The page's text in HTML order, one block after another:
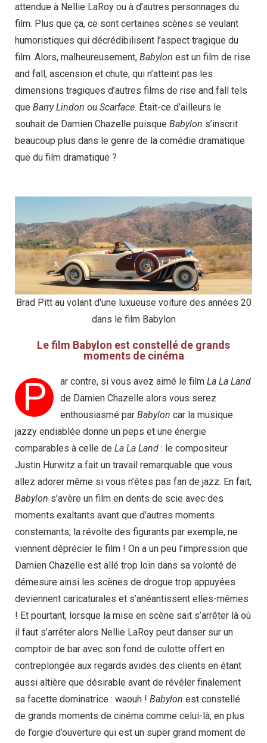
attendue à Nellie LaRoy ou à d’autres personnages du
film. Plus que ça, ce sont certaines scènes se veulant
humoristiques qui décrédibilisent l’aspect tragique du
film. Alors, malheureusement, Babylon est un film de rise
and fall, ascension et chute, qui n’atteint pas les
dimensions tragiques d’autres films de rise and fall tels
que Barry Lindon ou Scarface. Était-ce d’ailleurs le
souhait de Damien Chazelle puisque Babylon s’inscrit
beaucoup plus dans le genre de la comédie dramatique
que du film dramatique ?
Brad Pitt au volant d'une luxueuse voiture des années 20
dans le film Babylon
Le film Babylon est constellé de grands
moments de cinéma
P ar contre, si vous avez aimé le film La La Land
de Damien Chazelle alors vous serez
enthousiasmé par Babylon car la musique
jazzy endiablée donne un peps et une énergie
comparables à celle de La La Land : le compositeur
Justin Hurwitz a fait un travail remarquable que vous
allez adorer même si vous n’êtes pas fan de jazz. En fait,
Babylon s’avère un film en dents de scie avec des
moments exaltants avant que d’autres moments
consternants, la révolte des figurants par exemple, ne
viennent déprécier le film ! On a un peu l’impression que
Damien Chazelle est allé trop loin dans sa volonté de
démesure ainsi les scènes de drogue trop appuyées
deviennent caricaturales et s’anéantissent elles-mêmes
! Et pourtant, lorsque la mise en scène sait s’arrêter là où
il faut s’arrêter alors Nellie LaRoy peut danser sur un
comptoir de bar avec son fond de culotte offert en
contreplongée aux regards avides des clients en étant
aussi altière que désirable avant de révéler finalement
sa facette dominatrice : waouh ! Babylon est constellé
de grands moments de cinéma comme celui-là, en plus
de l’orgie d’ouverture qui est un super grand moment de